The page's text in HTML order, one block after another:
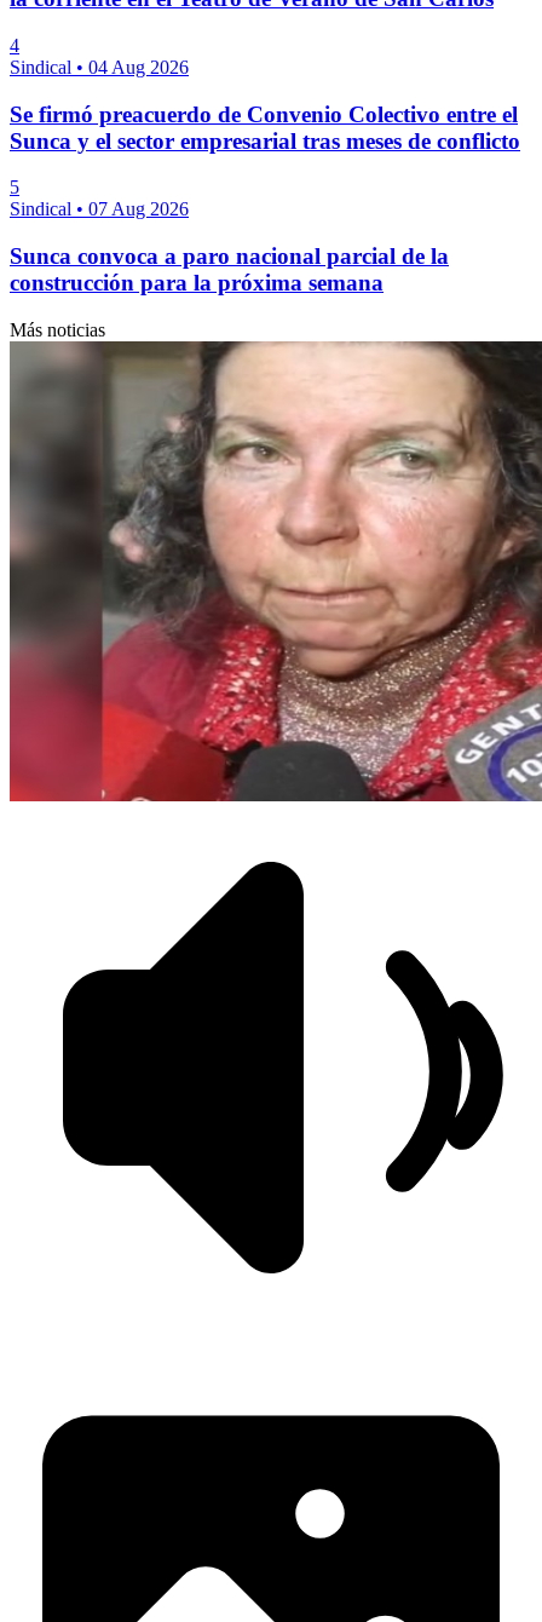
4
Sindical • 04 Aug 2026
Se firmó preacuerdo de Convenio Colectivo entre el
Sunca y el sector empresarial tras meses de conflicto
5
Sindical • 07 Aug 2026
Sunca convoca a paro nacional parcial de la
construcción para la próxima semana
Más noticias